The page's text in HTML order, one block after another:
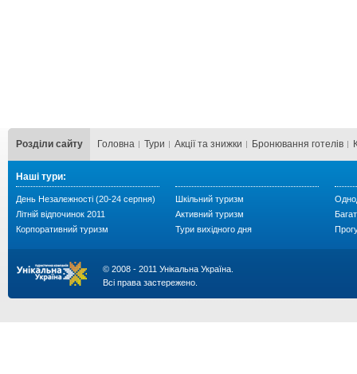
Розділи сайту Головна Тури Акції та знижки Бронювання готелів
Наші тури:
День Незалежності (20-24 серпня)
Літній відпочинок 2011
Корпоративний туризм
Шкільний туризм
Активний туризм
Тури вихідного дня
© 2008 - 2011 Унікальна Україна.
Всі права застережено.